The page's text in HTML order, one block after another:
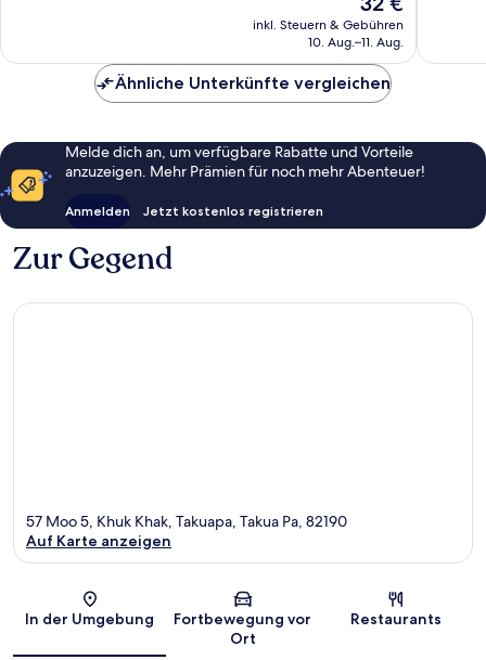
Bewertungen
Preis
beträgt
inkl. Steuern & Gebühren
10. Aug.–11. Aug.
Ähnliche Unterkünfte vergleichen
Melde dich an, um verfügbare Rabatte und Vorteile
anzuzeigen. Mehr Prämien für noch mehr Abenteuer!
Anmelden Jetzt kostenlos registrieren
Zur Gegend
Karte
57 Moo 5, Khuk Khak, Takuapa, Takua Pa, 82190
Auf Karte anzeigen
In der Umgebung
Fortbewegung vor
Ort
Restaurants